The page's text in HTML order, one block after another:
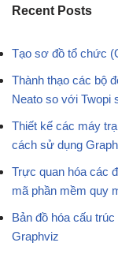
Recent Posts
Tạo sơ đồ tổ chức
Thành thạo các bộ
Neato so với Twopi
Thiết kế các máy
cách sử dụng
Trực quan hóa các
mã phần mềm quy
Bản đồ hóa cấu
Graphviz